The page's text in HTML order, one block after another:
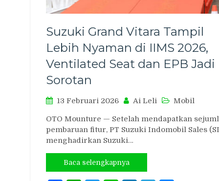
Suzuki Grand Vitara Tampil
Lebih Nyaman di IIMS 2026,
Ventilated Seat dan EPB Jadi
Sorotan
13 Februari 2026 Ai Leli Mobil
OTO Mounture — Setelah mendapatkan
pembaruan fitur, PT Suzuki Indomobil Sales
menghadirkan Suzuki…
Baca selengkapnya